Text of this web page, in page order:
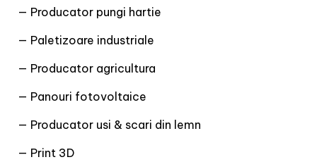
— Producator pungi hartie
— Paletizoare industriale
— Producator agricultura
— Panouri fotovoltaice
— Producator usi & scari din lemn
— Print 3D